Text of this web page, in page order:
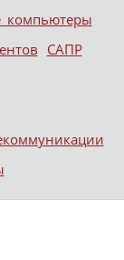
САПР